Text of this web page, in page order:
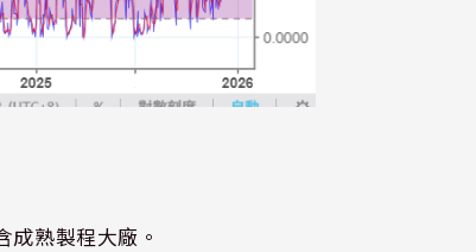
熟製程大廠。